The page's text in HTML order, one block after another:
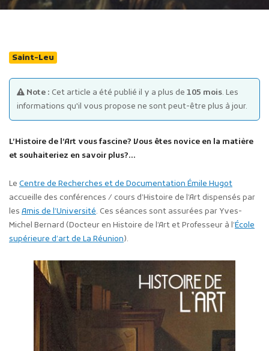
Publicité des actes
Marchés publics
Plans d'accès
Saint-Leu
Note : Cet article a été publié il y a plus de 105 mois. Les
informations qu'il vous propose ne sont peut-être plus à jour.
L’Histoire de l’Art vous fascine? Vous êtes novice en la matière
et souhaiteriez en savoir plus?…
Le Centre de Recherches et de Documentation Émile Hugot
accueille des conférences / cours d’Histoire de l’Art dispensés par
les Amis de l’Université. Ces séances sont assurées par Yves-
Michel Bernard (Docteur en Histoire de l’Art et Professeur à l’École
supérieure d’art de La Réunion).